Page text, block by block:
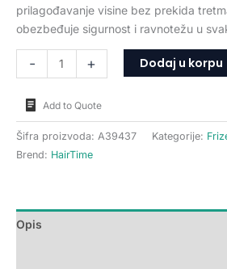
prilagođavanje visine bez prekida
obezbeđuje sigurnost i ravnotežu u
- + Dodaj u korpu
Add to Quote
Šifra proizvoda: A39437 Kategorije:
Brend: HairTime
Opis